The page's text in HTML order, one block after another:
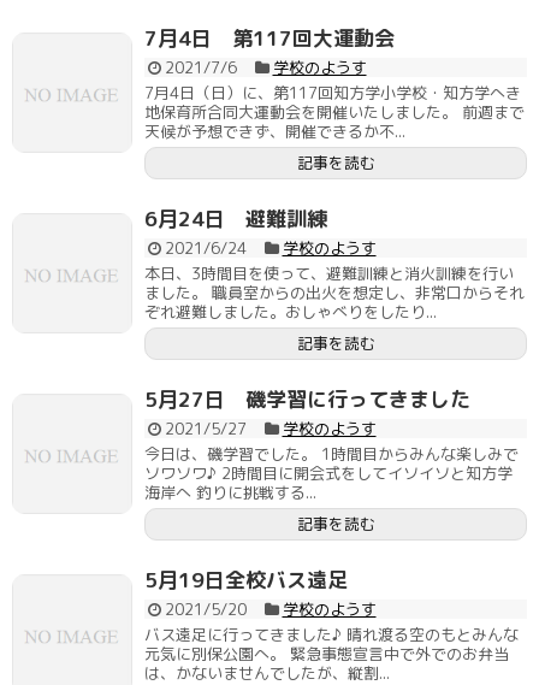
7月4日 第117回大運動会
2021/7/6
学校のようす
7月4日（日）に、第117回知方学小学校・知方学へき
地保育所合同大運動会を開催いたしました。 前週まで
天候が予想できず、開催できるか不...
記事を読む
6月24日 避難訓練
2021/6/24
学校のようす
本日、3時間目を使って、避難訓練と消火訓練を行い
ました。 職員室からの出火を想定し、非常口からそれ
ぞれ避難しました。おしゃべりをしたり...
記事を読む
5月27日 磯学習に行ってきました
2021/5/27
学校のようす
今日は、磯学習でした。 1時間目からみんな楽しみで
ソワソワ♪ 2時間目に開会式をしてイソイソと知方学
海岸へ 釣りに挑戦する...
記事を読む
5月19日全校バス遠足
2021/5/20
学校のようす
バス遠足に行ってきました♪ 晴れ渡る空のもとみんな
元気に別保公園へ。 緊急事態宣言中で外でのお弁当
は、かないませんでしたが、縦割...